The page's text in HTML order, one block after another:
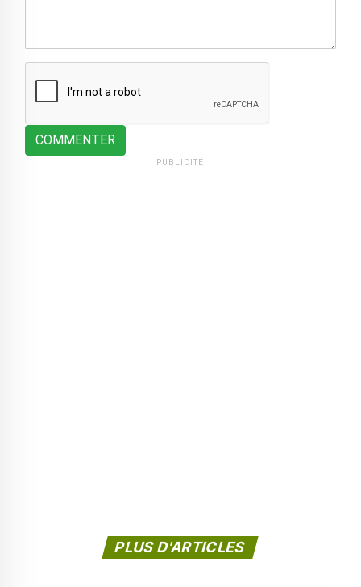
COMMENTER
PUBLICITÉ
PLUS D'ARTICLES